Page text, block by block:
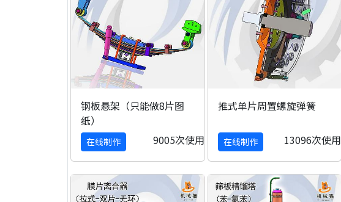
钢板悬架（只能做8片图
纸）
在线制作 9005次使用
推式单片周置螺旋弹簧
在线制作 13096次使用